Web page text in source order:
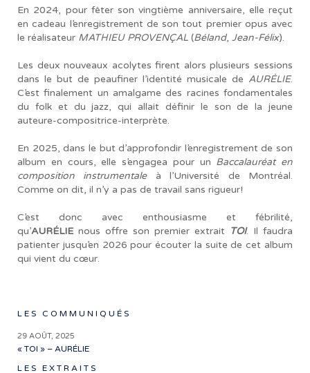
En 2024, pour fêter son vingtième anniversaire, elle reçut
en cadeau l’enregistrement de son tout premier opus avec
le réalisateur MATHIEU PROVENÇAL (Béland, Jean-Félix).
Les deux nouveaux acolytes firent alors plusieurs sessions
dans le but de peaufiner l’identité musicale de AURÉLIE.
C’est finalement un amalgame des racines fondamentales
du folk et du jazz, qui allait définir le son de la jeune
auteure-compositrice-interprète.
En 2025, dans le but d’approfondir l’enregistrement de son
album en cours, elle s’engagea pour un Baccalauréat en
composition instrumentaleà l’Université de Montréal.
Comme on dit, il n’y a pas de travail sans rigueur!
C’est donc avec enthousiasme et fébrilité,
qu’AURÉLIE nous offre son premier extrait TOI. Il faudra
patienter jusqu’en 2026 pour écouter la suite de cet album
qui vient du cœur.
LES COMMUNIQUÉS
29 AOÛT, 2025
« TOI » – AURÉLIE
LES EXTRAITS